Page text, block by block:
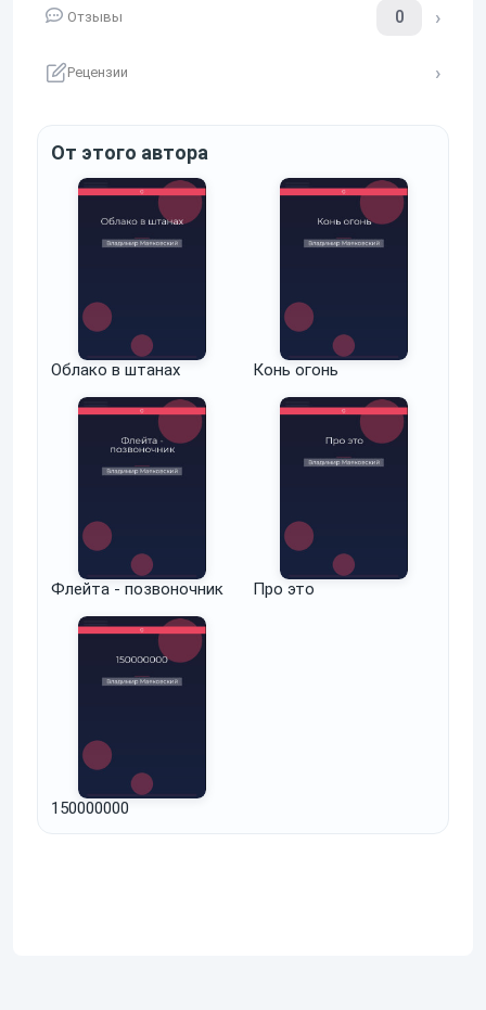
Отзывы 0
Рецензии
От этого автора
Облако в штанах Конь огонь
Флейта - позвоночник Про это
150000000